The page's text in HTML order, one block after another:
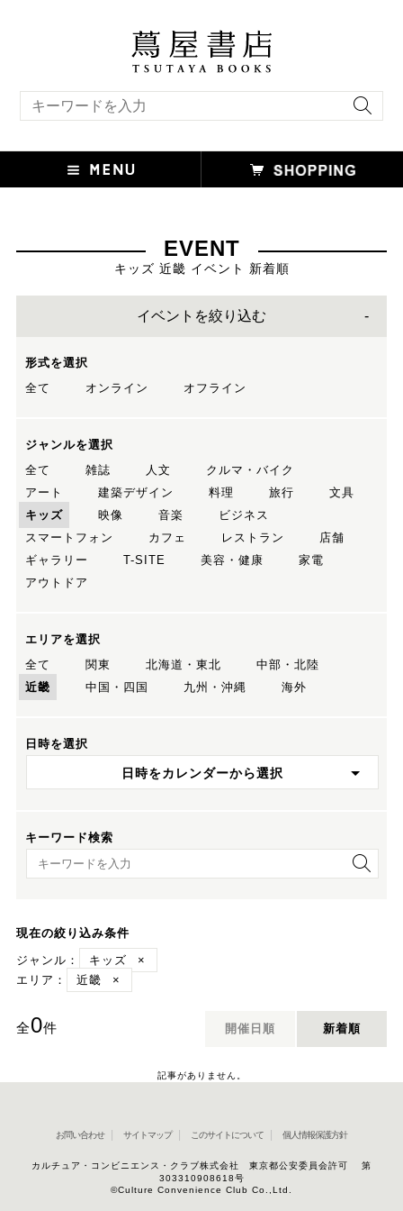
EVENT
キッズ 近畿 イベント 新着順
イベントを絞り込む
形式を選択
全て
オンライン オフライン
ジャンルを選択
全て
雑誌 人文
クルマ・バイク
アート
建築デザイン 料理 旅行
文具
キッズ
映像 音楽
ビジネス
スマートフォン
カフェ レストラン
店舗
ギャラリー
T-SITE 美容・健康
家電
アウトドア
エリアを選択
全て
関東 北海道・東北
中部・北陸
近畿
中国・四国 九州・沖縄 海外
日時を選択
日時をカレンダーから選択
キーワード検索
キーワード検索
現在の絞り込み条件
ジャンル：
キッズ
×
エリア：
近畿 ×
全0件 開催日順 新着順
記事がありません。
お問い合わせ サイトマップ このサイトについて 個人情報保護方針
カルチュア・コンビニエンス・クラブ株式会社 東京都公安委員会許可 第
303310908618号
©Culture Convenience Club Co.,Ltd.